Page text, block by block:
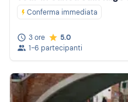
Conferma immediata
3 ore
5.0
1-6 partecipanti